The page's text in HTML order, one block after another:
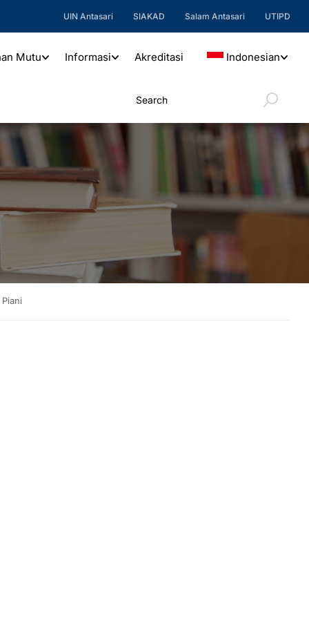
UIN Antasari SIAKAD Salam Antasari UTIPD
Mutu Informasi Akreditasi Indonesian